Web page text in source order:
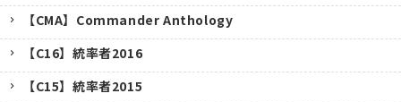
【CMA】Commander Anthology
【C16】統率者2016
【C15】統率者2015